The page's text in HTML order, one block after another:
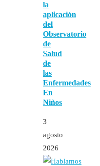
la
aplicación
del
Observatorio
de
Salud
de
las
Enfermedades
En
Niños
3
agosto
2026